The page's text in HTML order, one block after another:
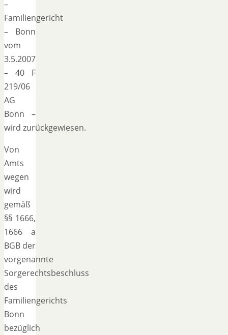
–
Familiengericht
– Bonn
vom
3.5.2007
– 40 F
219/06
AG
Bonn –
wird zurückgewiesen.
Von
Amts
wegen
wird
gemäß
§§ 1666,
1666 a
BGB der
vorgenannte
Sorgerechtsbeschluss
des
Familiengerichts
Bonn
bezüglich